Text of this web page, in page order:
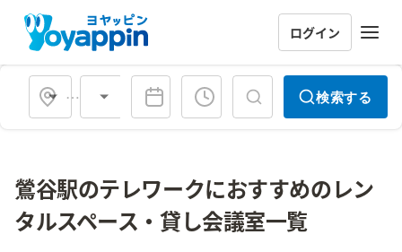
ログイン
会場タイプ 検索する
鶯谷駅のテレワークにおすすめのレン
タルスペース・貸し会議室一覧